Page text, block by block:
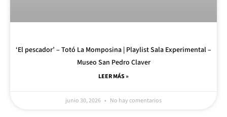
‘El pescador’ – Totó La Momposina | Playlist Sala Experimental –
Museo San Pedro Claver
LEER MÁS »
junio 30, 2026 No hay comentarios